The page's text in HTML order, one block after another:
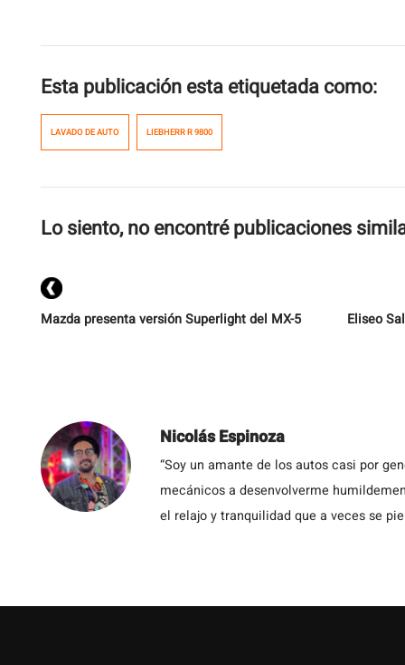
Esta publicación esta etiquetada como:
LAVADO DE AUTO LIEBHERR R 9800
Lo siento, no encontré publicaciones
Mazda presenta versión Superlight del MX-5 Eliseo
Nicolás Espinoza
“Soy un amante de los autos casi por
mecánicos a desenvolverme
el relajo y tranquilidad que a veces se